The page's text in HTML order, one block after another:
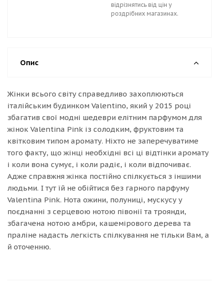
відрізнятись від цін у
роздрібних магазинах.
Опис
Жінки всього світу справедливо захоплюються
італійським будинком Valentino, який у 2015 році
збагатив свої модні шедеври елітним парфумом для
жінок Valentina Pink із солодким, фруктовим та
квітковим типом аромату. Ніхто не заперечуватиме
того факту, що жінці необхідні всі ці відтінки аромату
і коли вона сумує, і коли радіє, і коли відпочиває.
Адже справжня жінка постійно спілкується з іншими
людьми. І тут їй не обійтися без гарного парфуму
Valentina Pink. Нота ожини, полуниці, мускусу у
поєднанні з серцевою нотою півонії та троянди,
збагачена нотою амбри, кашемірового дерева та
праліне надасть легкість спілкування не тільки Вам, а
й оточенню.